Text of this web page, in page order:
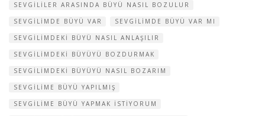
SEVGILILER ARASINDA BÜYÜ NASIL BOZULUR
SEVGILIMDE BÜYÜ VAR
SEVGILIMDE BÜYÜ VAR MI
SEVGILIMDEKI BÜYÜ NASIL ANLAŞILIR
SEVGILIMDEKI BÜYÜYÜ BOZDURMAK
SEVGILIMDEKI BÜYÜYÜ NASIL BOZARIM
SEVGILIME BÜYÜ YAPILMIŞ
SEVGILIME BÜYÜ YAPMAK ISTIYORUM